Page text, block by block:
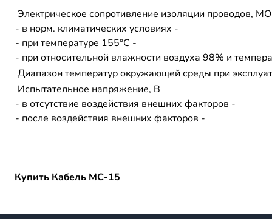
Электрическое сопротивление изоляции проводов,
- в норм. климатических условиях -
- при температуре 155°С -
- при относительной влажности воздуха 98% и
Диапазон температур окружающей среды при
Испытательное напряжение, В
- в отсутствие воздействия внешних факторов -
- после воздействия внешних факторов -
Купить Кабель МС-15